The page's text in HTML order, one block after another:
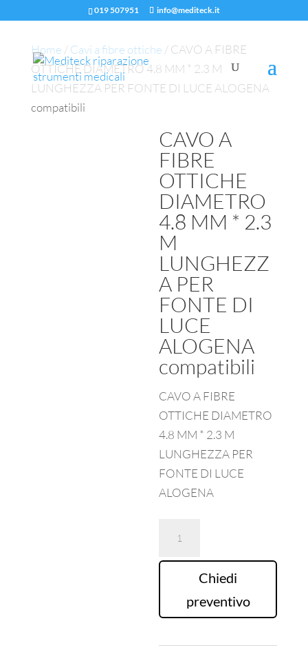
019 507951 info@mediteck.it
Home /Cavi a fibre ottiche / CAVO A FIBRE
OTTICHE DIAMETRO 4.8 MM * 2.3 M
LUNGHEZZA PER FONTE DI LUCE ALOGENA
compatibili
CAVO A
FIBRE
OTTICHE
DIAMETRO
4.8 MM * 2.3
M
LUNGHEZZ
A PER
FONTE DI
LUCE
ALOGENA
compatibili
CAVO A FIBRE
OTTICHE DIAMETRO
4.8 MM * 2.3 M
LUNGHEZZA PER
FONTE DI LUCE
ALOGENA
FIBRE
OTTICHE
DIAMETRO
MM
Chiedi
preventivo